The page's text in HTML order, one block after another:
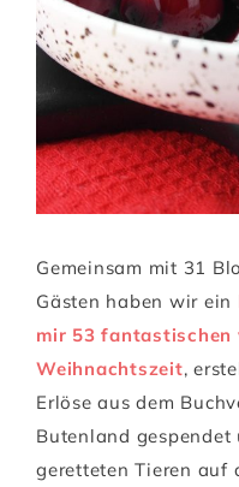
Gemeinsam mit 31
Gästen haben wir ein
mir 53 fantastischen
Weihnachtszeit,
Erlöse aus dem
Butenland
geretteten Tieren auf